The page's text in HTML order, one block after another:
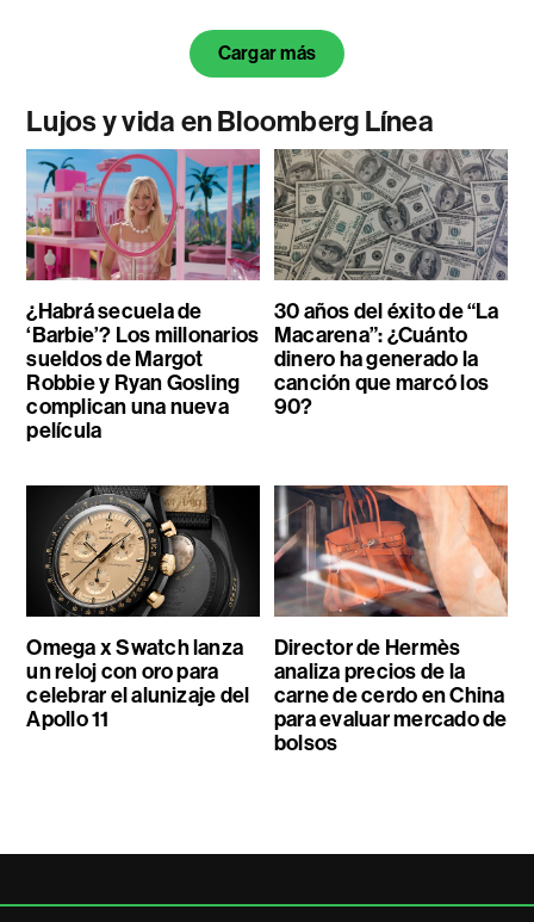
Cargar más
Lujos y vida en Bloomberg Línea
¿Habrá secuela de
‘Barbie’? Los millonarios
sueldos de Margot
Robbie y Ryan Gosling
complican una nueva
película
30 años del éxito de “La
Macarena”: ¿Cuánto
dinero ha generado la
canción que marcó los
90?
Omega x Swatch lanza
un reloj con oro para
celebrar el alunizaje del
Apollo 11
Director de Hermès
analiza precios de la
carne de cerdo en China
para evaluar mercado de
bolsos